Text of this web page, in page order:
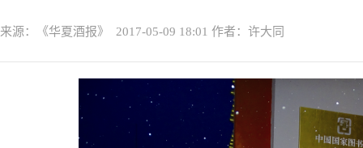
来源：《华夏酒报》 2017-05-09 18:01 作者：许大同